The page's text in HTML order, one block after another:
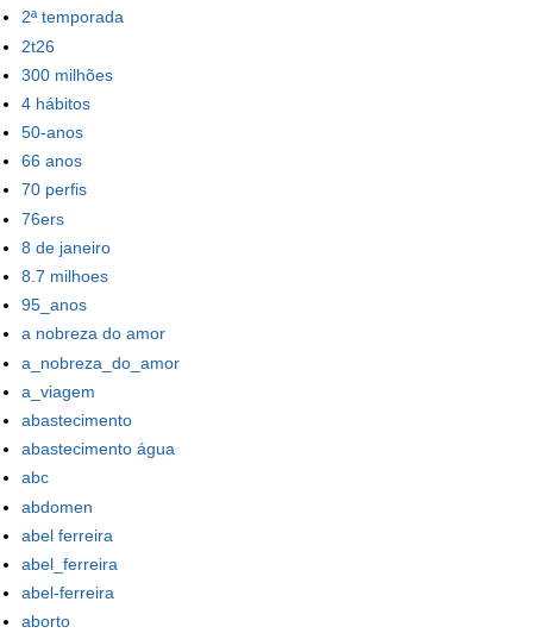
2ª temporada
2t26
300 milhões
4 hábitos
50-anos
66 anos
70 perfis
76ers
8 de janeiro
8.7 milhoes
95_anos
a nobreza do amor
a_nobreza_do_amor
a_viagem
abastecimento
abastecimento água
abc
abdomen
abel ferreira
abel_ferreira
abel-ferreira
aborto